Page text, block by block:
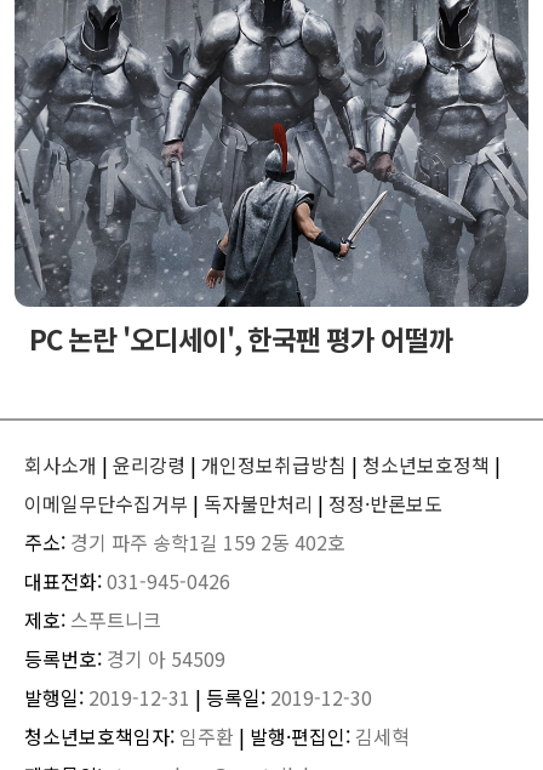
PC 논란 '오디세이', 한국팬 평가 어떨까
회사소개 | 윤리강령 | 개인정보취급방침 | 청소년보호정책 |
이메일무단수집거부 | 독자불만처리 | 정정·반론보도
주소: 경기 파주 송학1길 159 2동 402호
대표전화:031-945-0426
제호: 스푸트니크
등록번호: 경기 아 54509
발행일: 2019-12-31 | 등록일: 2019-12-30
청소년보호책임자: 임주환 | 발행·편집인: 김세혁